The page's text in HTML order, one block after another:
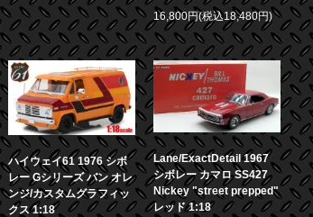
16,800円(税込18,480円)
ハイウェイ61 1976 シボ
レー Gシリーズ バン オレ
ンジ/カスタムグラフィッ
クス 1:18
Lane/ExactDetail 1967
シボレー カマロ SS427
Nickey "street prepped"
レッド 1:18